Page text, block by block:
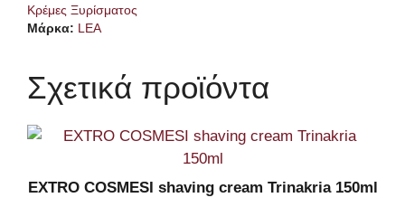
Κρέμες Ξυρίσματος
Μάρκα:
LEA
Σχετικά προϊόντα
EXTRO COSMESI shaving cream Trinakria 150ml